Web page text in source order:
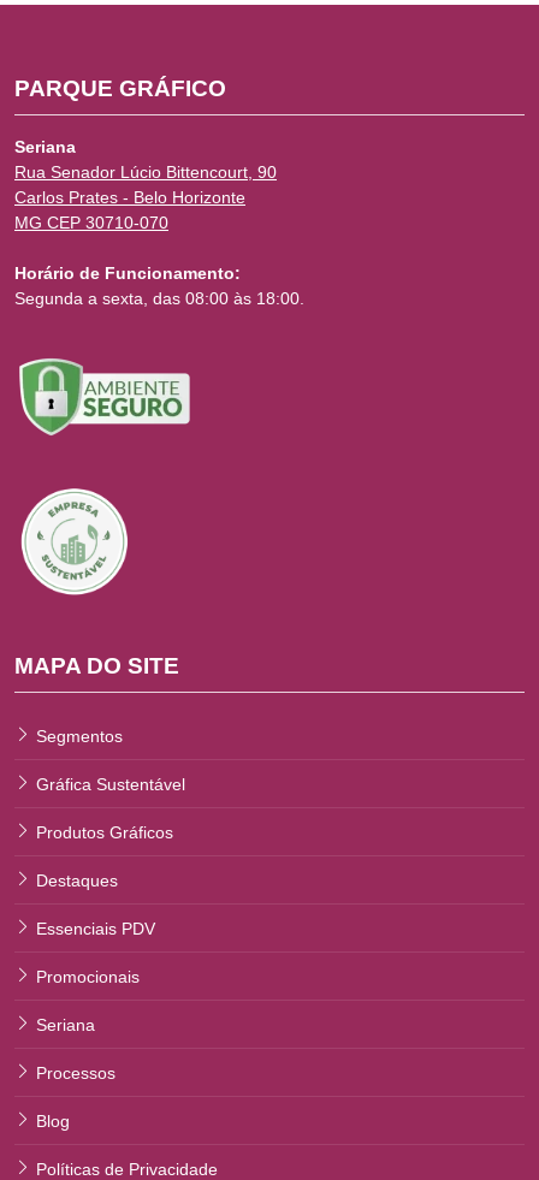
PARQUE GRÁFICO
Seriana
Rua Senador Lúcio Bittencourt, 90
Carlos Prates - Belo Horizonte
MG CEP 30710-070
Horário de Funcionamento:
Segunda a sexta, das 08:00 às 18:00.
MAPA DO SITE
Segmentos
Gráfica Sustentável
Produtos Gráficos
Destaques
Essenciais PDV
Promocionais
Seriana
Processos
Blog
Políticas de Privacidade